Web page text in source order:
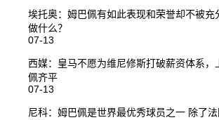
埃托奥：姆巴佩有如此表现和荣誉却不被充
做什么？
07-13
西媒：皇马不愿为维尼修斯打破薪资体系，
佩齐平
07-13
尼科：姆巴佩是世界最优秀球员之一 除了